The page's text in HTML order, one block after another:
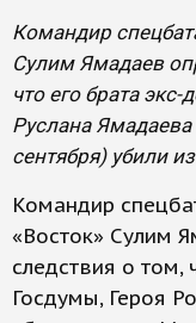
Командир
Сулим Ямадаев
что его брата
Руслана
сентября) убили
Командир
«Восток» Сулим
следствия о том,
Госдумы, Героя